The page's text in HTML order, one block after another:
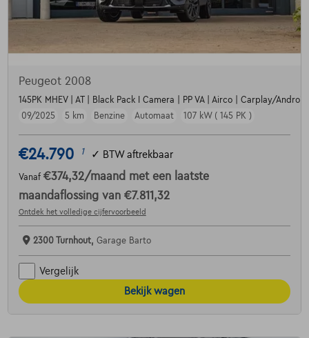
Peugeot 2008
145PK MHEV | AT | Black Pack I Camera | PP VA | Airco | Carplay/
09/2025
5 km Benzine Automaat 107 kW ( 145 PK )
€24.790 1 ✓ BTW aftrekbaar
Vanaf €374,32/maand met een laatste
maandaflossing van €7.811,32
Ontdek het volledige cijfervoorbeeld
2300 Turnhout, Garage Barto
Vergelijk
Bekijk wagen